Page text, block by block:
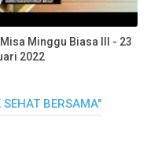
Misa Minggu Biasa III - 23
2022
BERSAMA"